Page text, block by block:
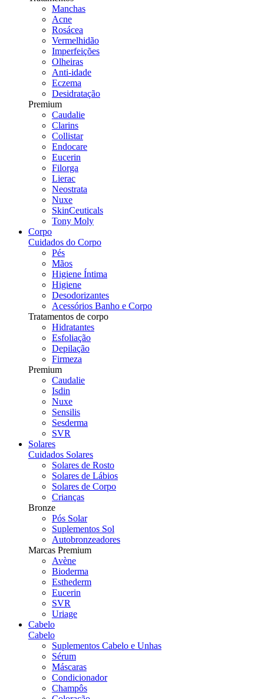
Manchas
Acne
Rosácea
Vermelhidão
Imperfeições
Olheiras
Anti-idade
Eczema
Desidratação
Premium
Caudalie
Clarins
Collistar
Endocare
Eucerin
Filorga
Lierac
Neostrata
Nuxe
SkinCeuticals
Tony Moly
Corpo
Cuidados do Corpo
Pés
Mãos
Higiene Íntima
Higiene
Desodorizantes
Acessórios Banho e Corpo
Tratamentos de corpo
Hidratantes
Esfoliação
Depilação
Firmeza
Premium
Caudalie
Isdin
Nuxe
Sensilis
Sesderma
SVR
Solares
Cuidados Solares
Solares de Rosto
Solares de Lábios
Solares de Corpo
Crianças
Bronze
Pós Solar
Suplementos Sol
Autobronzeadores
Marcas Premium
Avène
Bioderma
Esthederm
Eucerin
SVR
Uriage
Cabelo
Cabelo
Suplementos Cabelo e Unhas
Sérum
Máscaras
Condicionador
Champôs